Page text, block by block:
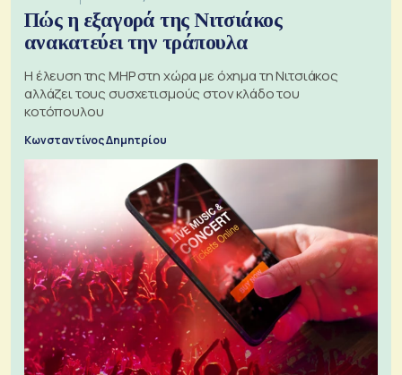
Πώς η εξαγορά της Νιτσιάκος
ανακατεύει την τράπουλα
H έλευση της MHP στη χώρα με όχημα τη Νιτσιάκος
αλλάζει τους συσχετισμούς στον κλάδο του
κοτόπουλου
Κωνσταντίνος Δημητρίου